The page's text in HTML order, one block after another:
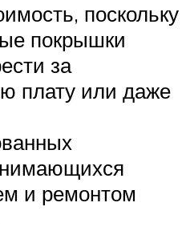
поскольку
покрышки
за
плату или даже
и ремонтом